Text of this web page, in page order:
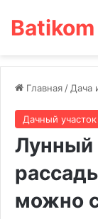
Batikom
Главная / Дача
Дачный участок
Лунный
можно